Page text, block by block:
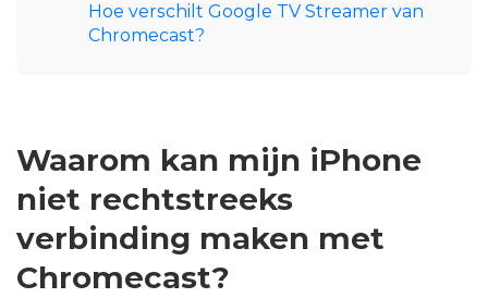
Hoe verschilt Google TV Streamer van
Chromecast?
Waarom kan mijn iPhone
niet rechtstreeks
verbinding maken met
Chromecast?